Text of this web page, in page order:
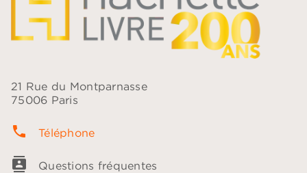
21 Rue du Montparnasse
75006 Paris
phone Téléphone
contacts Questions fréquentes